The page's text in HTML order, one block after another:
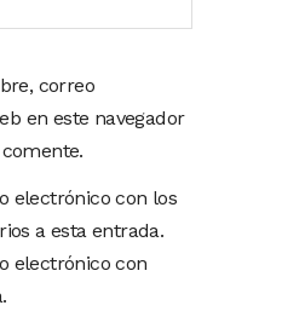
correo
en este navegador
electrónico con los
a esta entrada.
electrónico con